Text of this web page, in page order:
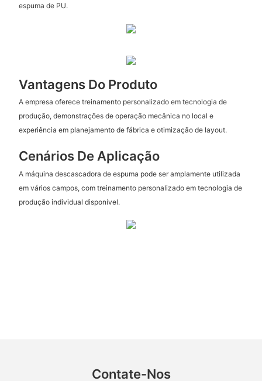
espuma de PU.
Vantagens Do Produto
A empresa oferece treinamento personalizado em tecnologia de
produção, demonstrações de operação mecânica no local e
experiência em planejamento de fábrica e otimização de layout.
Cenários De Aplicação
A máquina descascadora de espuma pode ser amplamente utilizada
em vários campos, com treinamento personalizado em tecnologia de
produção individual disponível.
Contate-Nos